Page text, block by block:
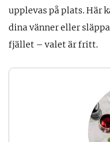
upplevas på plats. Här
dina vänner eller
fjället – valet är fritt.